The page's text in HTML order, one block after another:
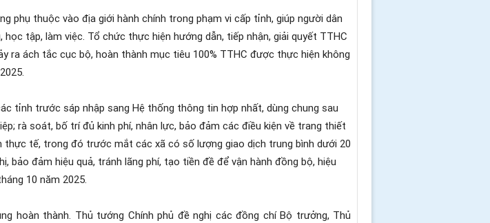
phụ thuộc vào địa giới hành chính trong phạm vi cấp tỉnh, giúp người dân
tập, làm việc. Tổ chức thực hiện hướng dẫn, tiếp nhận, giải quyết TTHC
ra ách tắc cục bộ, hoàn thành mục tiêu 100% TTHC được thực hiện không
tỉnh trước sáp nhập sang Hệ thống thông tin hợp nhất, dùng chung sau
rà soát, bố trí đủ kinh phí, nhân lực, bảo đảm các điều kiện về trang thiết
thực tế, trong đó trước mắt các xã có số lượng giao dịch trung bình dưới 20
bảo đảm hiệu quả, tránh lãng phí, tạo tiền đề để vận hành đồng bộ, hiệu
10 năm 2025.
hoàn thành. Thủ tướng Chính phủ đề nghị các đồng chí Bộ trưởng, Thủ